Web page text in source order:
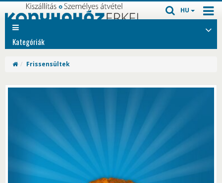
HU
Kategóriák
Frissensültek